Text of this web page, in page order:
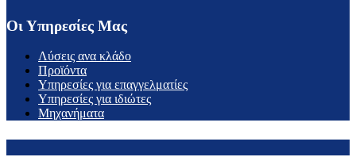
Οι Υπηρεσίες Μας
Λύσεις ανα κλάδο
Προϊόντα
Υπηρεσίες για επαγγελματίες
Υπηρεσίες για ιδιώτες
Μηχανήματα